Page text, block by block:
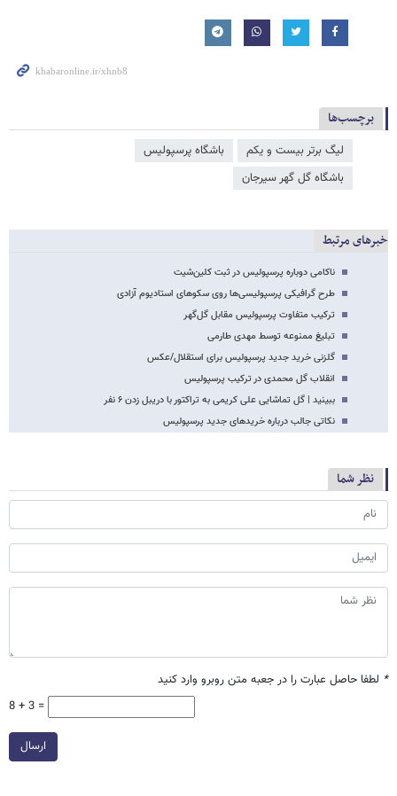
برچسب‌ها
لیگ برتر بیست و یکم
باشگاه پرسپولیس
باشگاه گل گهر سیرجان
خبرهای مرتبط
ناکامی دوباره پرسپولیس در ثبت کلین‌شیت
طرح گرافیکی پرسپولیسی‌ها روی سکوهای استادیوم آزادی
ترکیب متفاوت پرسپولیس مقابل گل‌گهر
تبلیغ ممنوعه توسط مهدی طارمی
گلزنی خرید جدید پرسپولیس برای استقلال/عکس
انقلاب گل محمدی در ترکیب پرسپولیس
ببینید | گل تماشایی علی کریمی به تراکتور با دریبل زدن ۶ نفر
نکاتی جالب درباره خریدهای جدید پرسپولیس
نظر شما
* لطفا حاصل عبارت را در جعبه متن روبرو وارد کنید
8 + 3 =
ارسال